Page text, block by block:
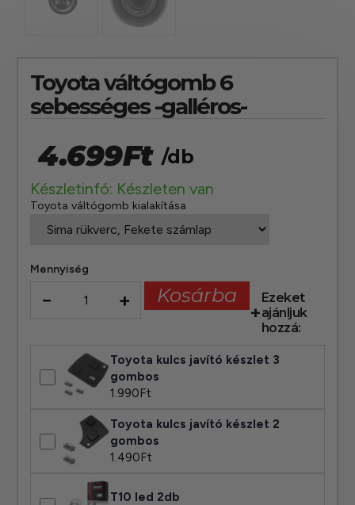
Toyota váltógomb 6
sebességes -galléros-
4.699Ft /db
Készletinfó: Készleten van
Toyota váltógomb kialakítása
Mennyiség
− + Kosárba
Ezeket
ajánljuk
hozzá:
Toyota kulcs javító készlet 3
gombos
1.990Ft
Toyota kulcs javító készlet 2
gombos
1.490Ft
T10 led 2db